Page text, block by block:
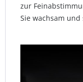
zur
Sie wachsam